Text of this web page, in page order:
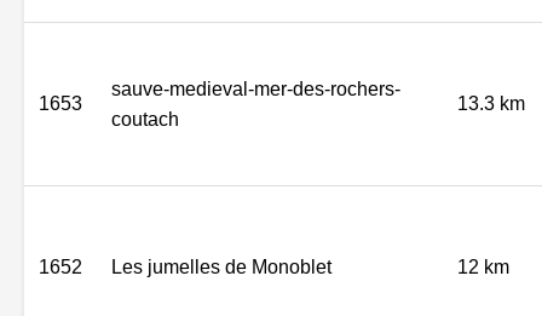
1653
sauve-medieval-mer-des-rochers-
coutach
13.3 km
1652 Les jumelles de Monoblet 12 km